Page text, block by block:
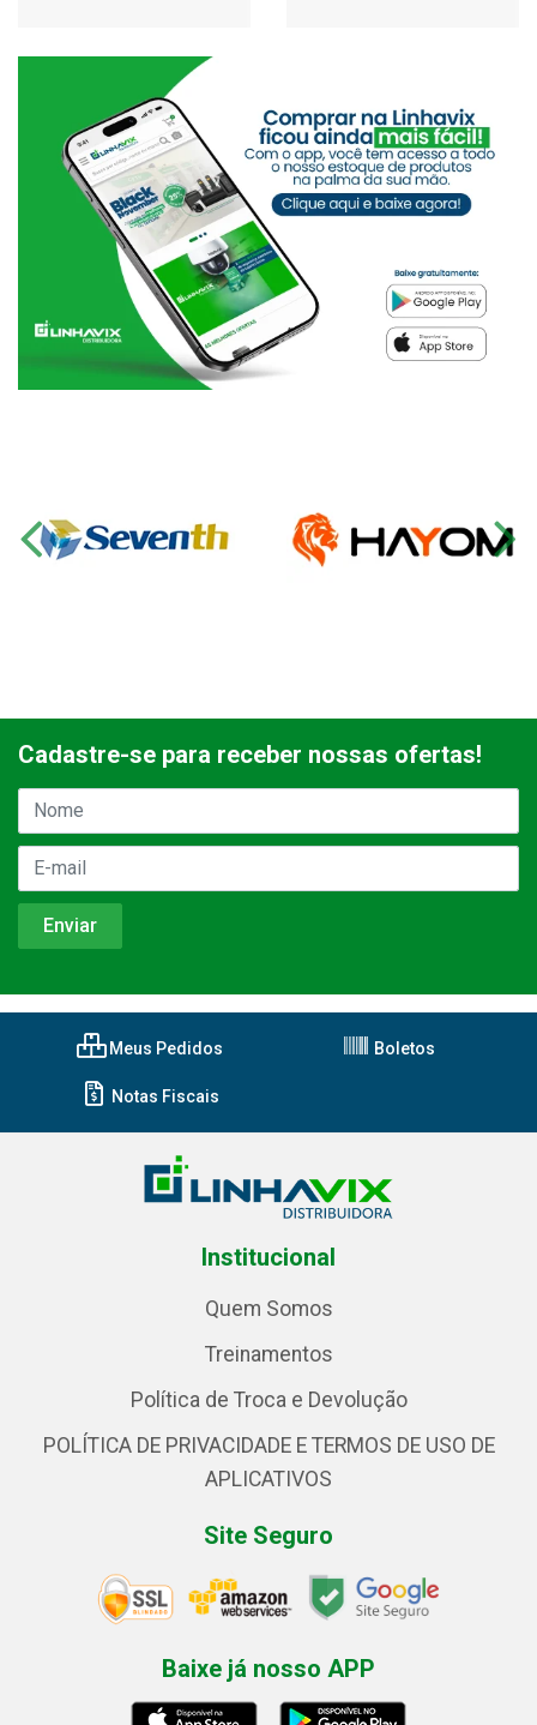
Cadastre-se para receber nossas ofertas!
Meus Pedidos Boletos
Notas Fiscais
Institucional
Quem Somos
Treinamentos
Política de Troca e Devolução
POLÍTICA DE PRIVACIDADE E TERMOS DE USO DE
APLICATIVOS
Site Seguro
Baixe já nosso APP